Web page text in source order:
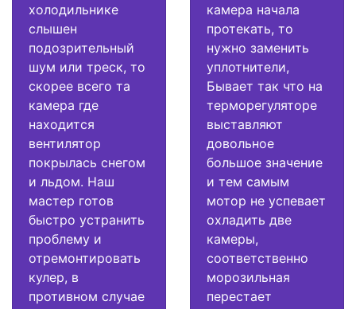
холодильнике
слышен
подозрительный
шум или треск, то
скорее всего та
камера где
находится
вентилятор
покрылась снегом
и льдом. Наш
мастер готов
быстро устранить
проблему и
отремонтировать
кулер, в
противном случае
камера начала
протекать, то
нужно заменить
уплотнители,
Бывает так что на
терморегуляторе
выставляют
довольное
большое значение
и тем самым
мотор не успевает
охладить две
камеры,
соответственно
морозильная
перестает